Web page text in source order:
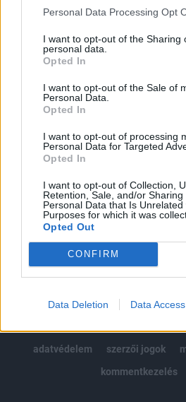
Personal Data Processing Opt
I want to opt-out of the Sharing
personal data.
Opted In
I want to opt-out of the Sale of
Personal Data.
Opted In
I want to opt-out of processing
Personal Data for Targeted
Opted In
I want to opt-out of Collection,
Retention, Sale, and/or Sharing
Personal Data that Is Unrelated
Purposes for which it was
Opted Out
CONFIRM
Data Deletion Data Access
tartozik, melynek olvasása
Az előfizetés a következőket
Kötéslisták: BÉT elmúlt 2 év
kötéslistái
Előfizetés
MÁR ELŐFIZETŐNK VAGY?
© 2026
adatvédelem
szerzői jogok
kommentkezelés